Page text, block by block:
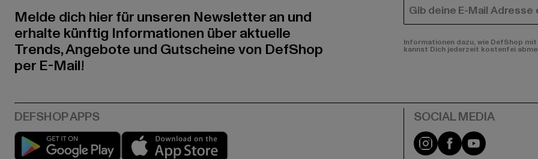
Melde dich hier für unseren Newsletter an und
erhalte künftig Informationen über aktuelle
Trends, Angebote und Gutscheine von DefShop
per E-Mail!
E-MAIL
Informationen dazu, wie DefShop
kannst Dich jederzeit kostenfei
Play market Instagram
FacebookYouTube